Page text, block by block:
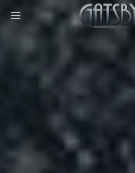
Cookies management panel